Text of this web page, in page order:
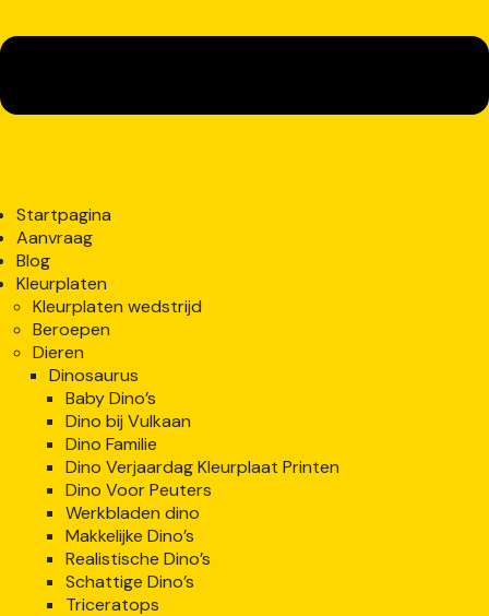
Startpagina
Aanvraag
Blog
Kleurplaten
Kleurplaten wedstrijd
Beroepen
Dieren
Dinosaurus
Baby Dino’s
Dino bij Vulkaan
Dino Familie
Dino Verjaardag Kleurplaat Printen
Dino Voor Peuters
Werkbladen dino
Makkelijke Dino’s
Realistische Dino’s
Schattige Dino’s
Triceratops